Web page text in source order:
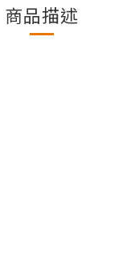
商品描述